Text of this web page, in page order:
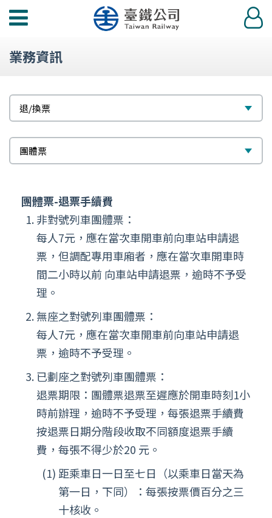
功
選
登
入
業務資訊
題
退/換票
標
團體票
團體票-退票手續費
非對號列車團體票：
每人7元，應在當次車開車前向車站申請退
票，但調配專用車廂者，應在當次車開車時
間二小時以前 向車站申請退票，逾時不予受
理。
無座之對號列車團體票：
每人7元，應在當次車開車前向車站申請退
票，逾時不予受理。
已劃座之對號列車團體票：
退票期限：團體票退票至遲應於開車時刻1小
時前辦理，逾時不予受理，每張退票手續費
按退票日期分階段收取不同額度退票手續
費，每張不得少於20 元。
距乘車日一日至七日（以乘車日當天為
第一日，下同）：每張按票價百分之三
十核收。